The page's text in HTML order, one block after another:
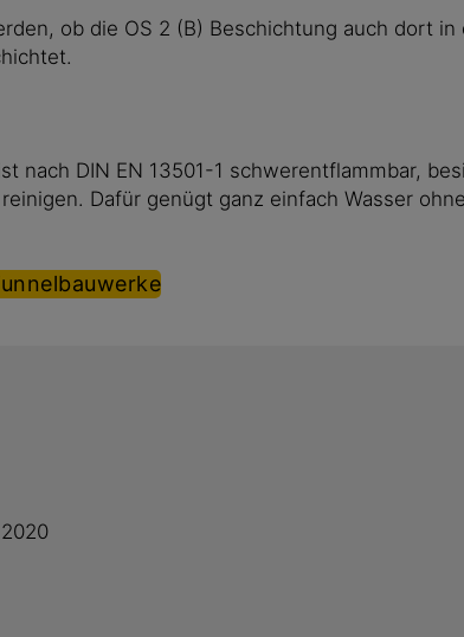
ob die OS 2 (B) Beschichtung auch dort
nach DIN EN 13501-1 schwerentflammbar,
Dafür genügt ganz einfach Wasser